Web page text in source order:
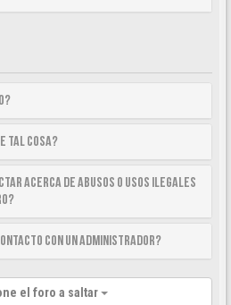
tal cosa?
acerca de abusos o usos ilegales
con un Administrador?
el foro a saltar